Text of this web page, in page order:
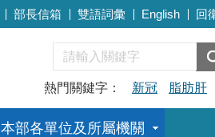
部長信箱 雙語詞彙 English 回
熱門關鍵字： 新冠 脂肪肝
本部各單位及所屬機關